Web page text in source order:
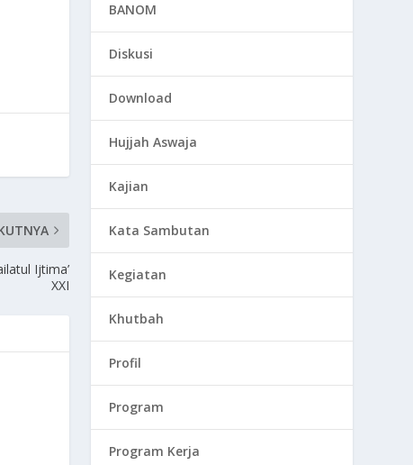
Ijtima’
XXI
BANOM
Diskusi
Download
Hujjah Aswaja
Kajian
Kata Sambutan
Kegiatan
Khutbah
Profil
Program
Program Kerja